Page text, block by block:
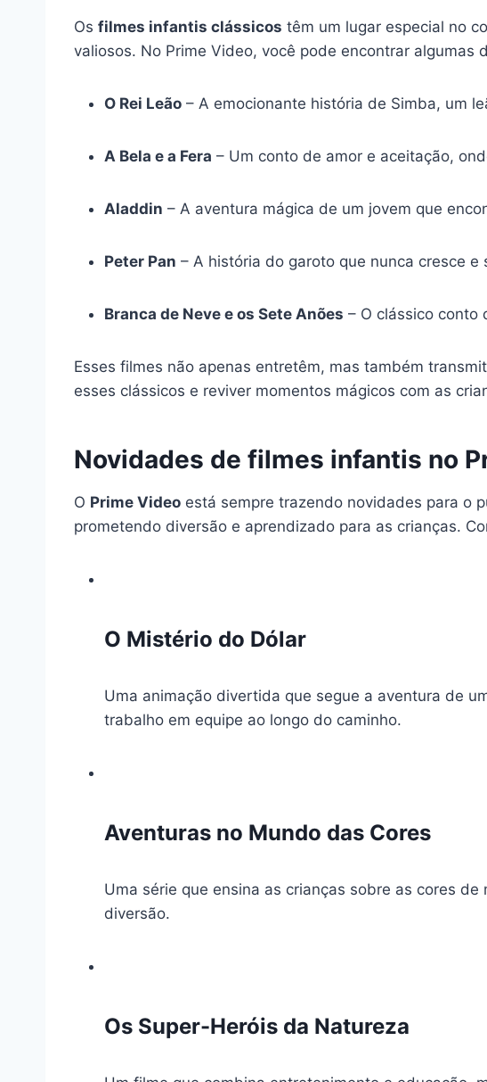
Os filmes infantis clássicos têm um lugar especial no
valiosos. No Prime Video, você pode encontrar algumas
O Rei Leão – A emocionante história de Simba, um
A Bela e a Fera – Um conto de amor e aceitação,
Aladdin – A aventura mágica de um jovem que
Peter Pan – A história do garoto que nunca cresce
Branca de Neve e os Sete Anões – O clássico conto
Esses filmes não apenas entretêm, mas também
esses clássicos e reviver momentos mágicos com as
Novidades de filmes infantis no
O Prime Video está sempre trazendo novidades para o
prometendo diversão e aprendizado para as crianças.
O Mistério do Dólar
Uma animação divertida que segue a aventura de
trabalho em equipe ao longo do caminho.
Aventuras no Mundo das Cores
Uma série que ensina as crianças sobre as cores
diversão.
Os Super-Heróis da Natureza